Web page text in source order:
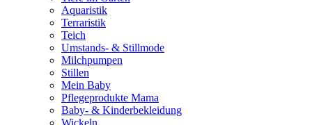
Aquaristik
Terraristik
Teich
Umstands- & Stillmode
Milchpumpen
Stillen
Mein Baby
Pflegeprodukte Mama
Baby- & Kinderbekleidung
Wickeln